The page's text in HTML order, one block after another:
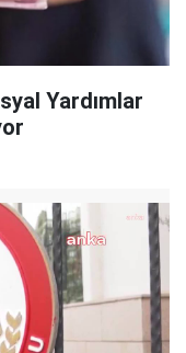
Yardımlar